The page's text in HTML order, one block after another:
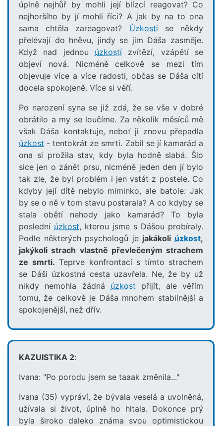
úplně nejhůř by mohli její blízcí reagovat? Co
nejhoršího by jí mohli říci? A jak by na to ona
sama chtěla zareagovat? Úzkosti se někdy
přelévají do hněvu, jindy se jim Dáša zasměje.
Když nad jednou úzkostí zvítězí, vzápětí se
objeví nová. Nicméně celkově se mezi tím
objevuje více a více radosti, občas se Dáša cítí
docela spokojeně. Více si věří.
Po narození syna se již zdá, že se vše v dobré
obrátilo a my se loučíme. Za několik měsíců mě
však Dáša kontaktuje, neboť ji znovu přepadla
úzkost - tentokrát ze smrti. Zabil se jí kamarád a
ona si prožila stav, kdy byla hodně slabá. Šlo
sice jen o zánět prsu, nicméně jeden den jí bylo
tak zle, že byl problém i jen vstát z postele. Co
kdyby její dítě nebylo miminko, ale batole: Jak
by se o ně v tom stavu postarala? A co kdyby se
stala obětí nehody jako kamarád? To byla
poslední úzkost, kterou jsme s Dášou probíraly.
Podle některých psychologů je jakákoli úzkost,
jakýkoli strach vlastně převlečeným strachem
ze smrti. Teprve konfrontací s tímto strachem
se Dáši úzkostná cesta uzavřela. Ne, že by už
nikdy nemohla žádná úzkost přijít, ale věřím
tomu, že celkově je Dáša mnohem stabilnější a
spokojenější, než dřív.
KAZUISTIKA 2:
Ivana: "Po porodu jsem se taaak změnila..."
Ivana (35) vypráví, že bývala veselá a uvolněná,
užívala si život, úplně ho hltala. Dokonce prý
byla široko daleko známa svou optimistickou